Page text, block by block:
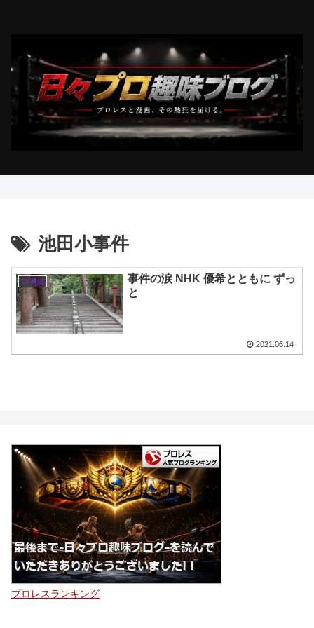
池田小事件
TV番組
事件の涙 NHK 優希とともに ずっ
と
2021.06.14
プロレスランキング